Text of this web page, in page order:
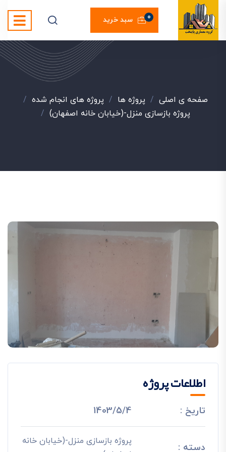
سبد خرید 0
صفحه ی اصلی / پروژه ها / پروژه های انجام شده /
پروژه بازسازی منزل-(خیابان خانه اصفهان) /
اطلاعات پروژه
تاریخ : 1403/5/4
دسته :
پروژه بازسازی منزل-(خیابان خانه